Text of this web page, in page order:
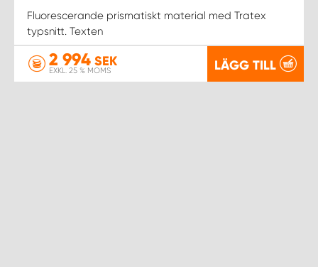
Fluorescerande prismatiskt material med Tratex
typsnitt. Texten
2 994 SEK
EXKL. 25 % MOMS LÄGG TILL